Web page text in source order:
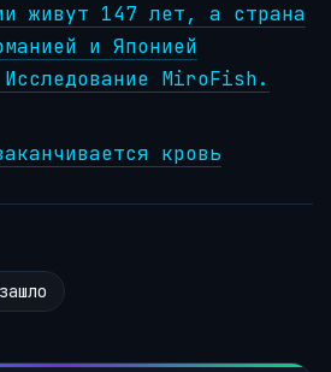
живут 147 лет, а страна
и Японией
MiroFish.
кровь